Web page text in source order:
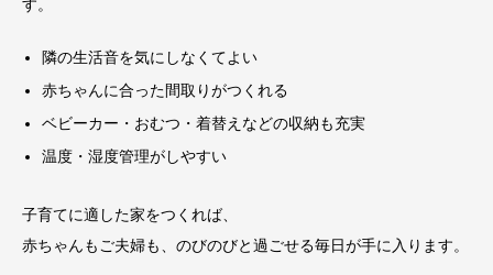
す。
隣の生活音を気にしなくてよい
赤ちゃんに合った間取りがつくれる
ベビーカー・おむつ・着替えなどの収納も充実
温度・湿度管理がしやすい
子育てに適した家をつくれば、
赤ちゃんもご夫婦も、のびのびと過ごせる毎日が手に入ります。